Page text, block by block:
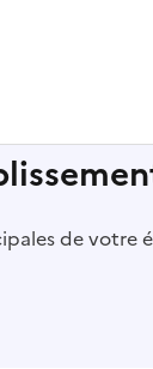
de votre